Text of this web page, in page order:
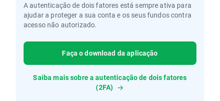
A autenticação de dois fatores está sempre ativa para
ajudar a proteger a sua conta e os seus fundos contra
acesso não autorizado.
Faça o download da aplicação
Saiba mais sobre a autenticação de dois fatores
(2FA)